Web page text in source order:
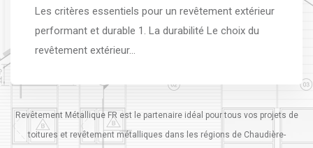
Les critères essentiels pour un revêtement extérieur
performant et durable 1. La durabilité Le choix du
revêtement extérieur…
Revêtement Métallique FR est le partenaire idéal pour tous vos projets de
toitures et revêtement métalliques dans les régions de Chaudière-